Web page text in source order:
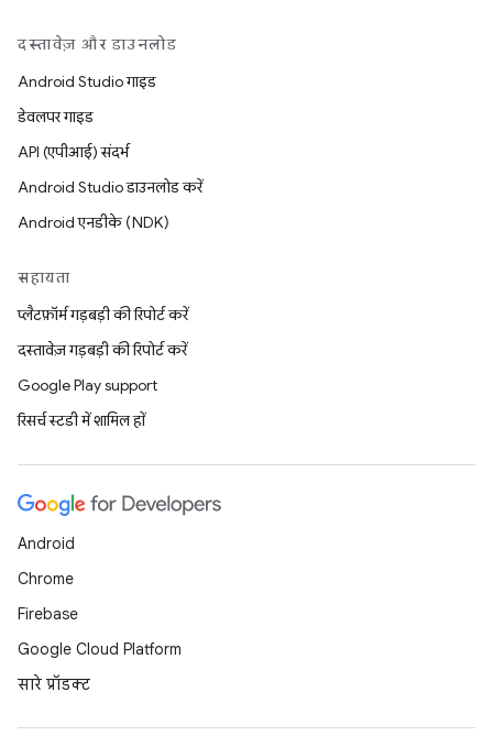
दस्तावेज़ और डाउनलोड
Android Studio गाइड
डेवलपर गाइड
API (एपीआई) संदर्भ
Android Studio डाउनलोड करें
Android एनडीके (NDK)
सहायता
प्लैटफ़ॉर्म गड़बड़ी की रिपोर्ट करें
दस्तावेज़ गड़बड़ी की रिपोर्ट करें
Google Play support
रिसर्च स्टडी में शामिल हों
Android
Chrome
Firebase
Google Cloud Platform
सारे प्रॉडक्ट